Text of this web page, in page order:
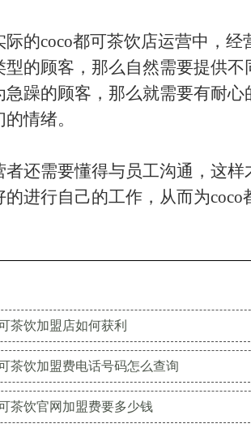
coco都可茶饮店运营中，经
型的顾客，那么自然需要提供不
急躁的顾客，那么就需要有耐
情绪。
需要懂得与员工沟通，这样
的进行自己的工作，从而为coco
茶饮加盟店如何获利
茶饮加盟费电话号码怎么查询
茶饮官网加盟费要多少钱